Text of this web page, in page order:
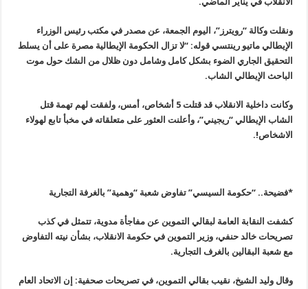
ونقلت وكالة “رويترز”، اليوم الجمعة، عن مصدر في مكتب رئيس الوزراء
الإيطالي ماتيو رينتسي قوله: “لا تزال الحكومة الإيطالية مصرة على أن يسلط
التحقيق الجاري الضوء بشكل كامل وشامل دون ظلال من الشك حول موت
الباحث الإيطالي الشاب.
وكانت داخلية الانقلاب قد قتلت 5 أشخاص، أمس، ولفقت لهم تهمة قتل
الشاب الإيطالي “ريجيني”، وأعلنت العثور على متعلقاته في مخبأ تابع لهولاء
الاشخاص!.
*فضيحة.. “حكومة السيسي” تفاوض شعبة “وهمية” بالغرفة التجارية
كشفت النقابة العامة لبقالي التموين عن مفاجأة مدوية، تتمثل في كذب
تصريحات خالد حنفي، وزير التموين في حكومة الانقلاب، بشأن نيته التفاوض
مع شعبة البقالين بالغرف التجارية.
وقال وليد الشيخ، نقيب بقالي التموين، في تصريحات صحفية: إن الاتحاد العام